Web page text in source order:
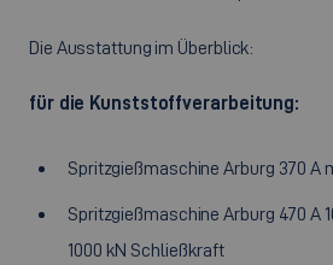
Die Ausstattung im Überblick:
für die Kunststoffverarbeitung:
Spritzgießmaschine Arburg 370 A
Spritzgießmaschine Arburg 470 A
1000 kN Schließkraft